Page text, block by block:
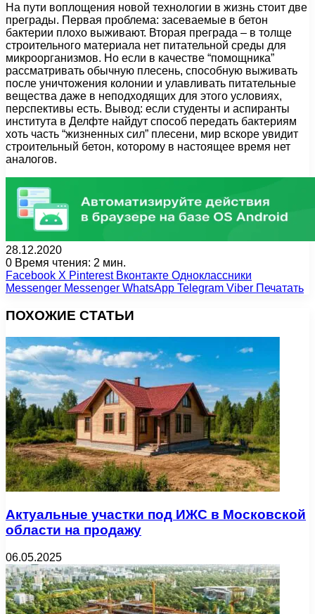
На пути воплощения новой технологии в жизнь стоит две
преграды. Первая проблема: засеваемые в бетон
бактерии плохо выживают. Вторая преграда – в толще
строительного материала нет питательной среды для
микроорганизмов. Но если в качестве “помощника”
рассматривать обычную плесень, способную выживать
после уничтожения колонии и улавливать питательные
вещества даже в неподходящих для этого условиях,
перспективы есть. Вывод: если студенты и аспиранты
института в Делфте найдут способ передать бактериям
хоть часть “жизненных сил” плесени, мир вскоре увидит
строительный бетон, которому в настоящее время нет
аналогов.
28.12.2020
0 Время чтения: 2 мин.
Facebook X Pinterest Вконтакте Одноклассники
Messenger Messenger WhatsApp Telegram Viber Печатать
ПОХОЖИЕ СТАТЬИ
Актуальные участки под ИЖС в Московской
области на продажу
06.05.2025